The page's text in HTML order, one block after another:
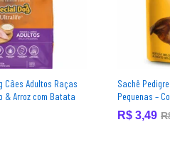
Cães Adultos Raças
& Arroz com Batata
Sachê
Pequenas –
R$ 3,49